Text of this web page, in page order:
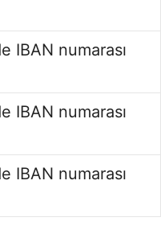
IBAN numarası
IBAN numarası
IBAN numarası